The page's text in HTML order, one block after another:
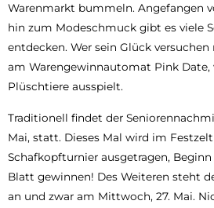
Warenmarkt bummeln. Angefangen
hin zum Modeschmuck gibt es viele
entdecken. Wer sein Glück
am Warengewinnautomat Pink Date,
Plüschtiere ausspielt.
Traditionell findet der
Mai, statt. Dieses Mal wird im
Schafkopfturnier ausgetragen, Beginn
Blatt gewinnen! Des Weiteren steht
an und zwar am Mittwoch, 27. Mai.